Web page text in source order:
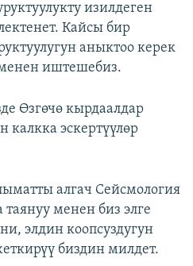
изилдеген
Кайсы бир
аныктоо керек
иштешебиз.
Өзгөчө кырдаалдар
эскертүүлөр
алгач Сейсмология
таянуу менен биз элге
элдин коопсуздугун
биздин милдет.